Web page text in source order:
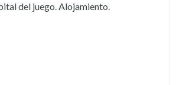
del juego. Alojamiento.